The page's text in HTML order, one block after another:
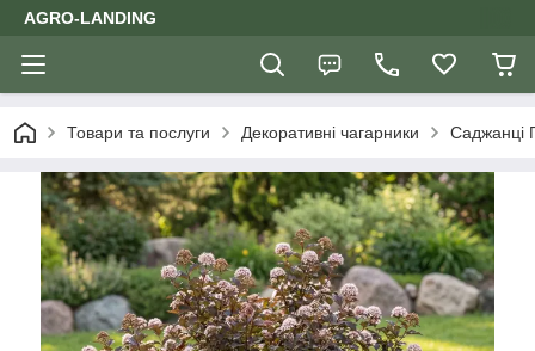
AGRO-LANDING
Товари та послуги Декоративні чагарники Саджанці